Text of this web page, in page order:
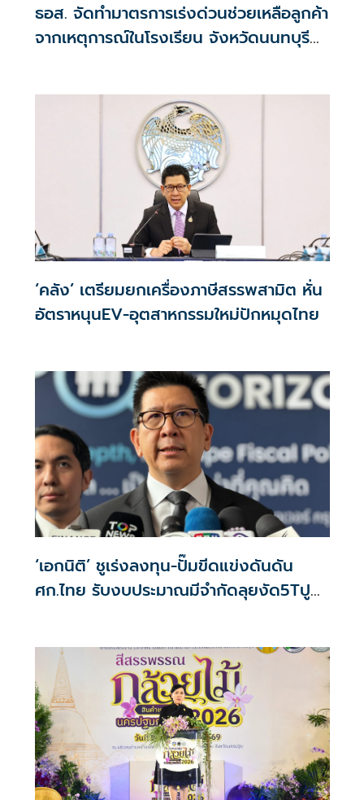
ธอส. จัดทำมาตรการเร่งด่วนช่วยเหลือลูกค้า
จากเหตุการณ์ในโรงเรียน จังหวัดนนทบุรี
‘คลัง’ เตรียมยกเครื่องภาษีสรรพสามิต หั่น
อัตราหนุนEV-อุตสาหกรรมใหม่ปักหมุดไทย
‘เอกนิติ’ ชูเร่งลงทุน-ปั๊มขีดแข่งดันดัน
ศก.ไทย รับงบประมาณมีจำกัดลุยงัด5Tปู